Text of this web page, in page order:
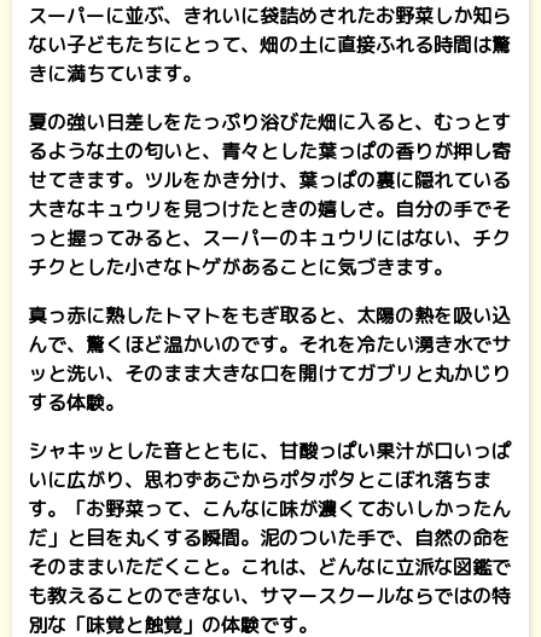
スーパーに並ぶ、きれいに袋詰めされたお野菜しか知ら
ない子どもたちにとって、畑の土に直接ふれる時間は驚
きに満ちています。
夏の強い日差しをたっぷり浴びた畑に入ると、むっとす
るような土の匂いと、青々とした葉っぱの香りが押し寄
せてきます。ツルをかき分け、葉っぱの裏に隠れている
大きなキュウリを見つけたときの嬉しさ。自分の手でそ
っと握ってみると、スーパーのキュウリにはない、チク
チクとした小さなトゲがあることに気づきます。
真っ赤に熟したトマトをもぎ取ると、太陽の熱を吸い込
んで、驚くほど温かいのです。それを冷たい湧き水でサ
ッと洗い、そのまま大きな口を開けてガブリと丸かじり
する体験。
シャキッとした音とともに、甘酸っぱい果汁が口いっぱ
いに広がり、思わずあごからポタポタとこぼれ落ちま
す。「お野菜って、こんなに味が濃くておいしかったん
だ」と目を丸くする瞬間。泥のついた手で、自然の命を
そのままいただくこと。これは、どんなに立派な図鑑で
も教えることのできない、サマースクールならではの特
別な「味覚と触覚」の体験です。